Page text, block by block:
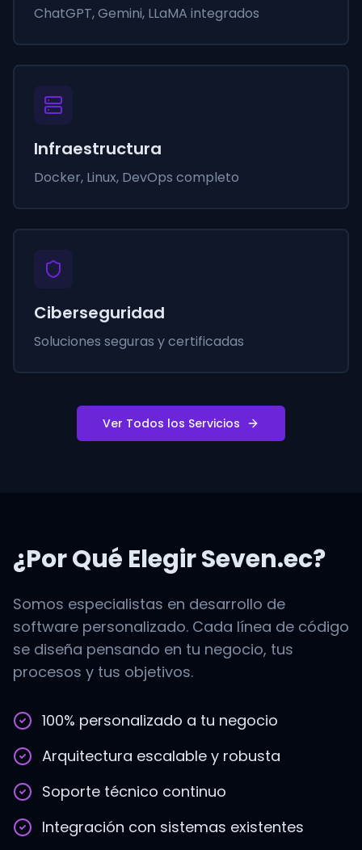
ChatGPT, Gemini, LLaMA integrados
Infraestructura
Docker, Linux, DevOps completo
Ciberseguridad
Soluciones seguras y certificadas
Ver Todos los Servicios
¿Por Qué Elegir Seven.ec?
Somos especialistas en desarrollo de
software personalizado. Cada línea de código
se diseña pensando en tu negocio, tus
procesos y tus objetivos.
100% personalizado a tu negocio
Arquitectura escalable y robusta
Soporte técnico continuo
Integración con sistemas existentes